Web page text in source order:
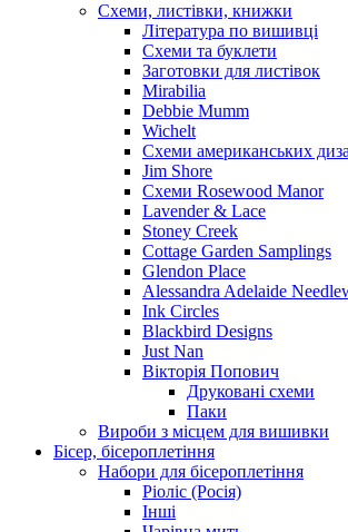
Схеми, листівки, книжки
Література по вишивці
Схеми та буклети
Заготовки для листівок
Mirabilia
Debbie Mumm
Wichelt
Схеми американських
Jim Shore
Cхеми Rosewood Manor
Lavender & Lace
Stoney Creek
Cottage Garden Samplings
Glendon Place
Alessandra Adelaide
Ink Circles
Blackbird Designs
Just Nan
Вікторія Попович
Друковані схеми
Паки
Вироби з місцем для вишивки
Бісер, бісероплетіння
Набори для бісероплетіння
Ріоліс (Росія)
Інші